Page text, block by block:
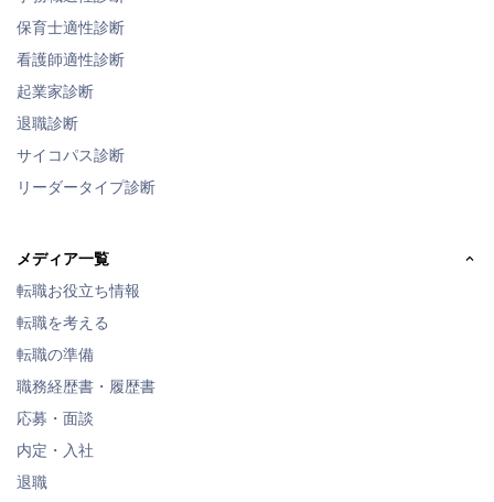
保育士適性診断
看護師適性診断
起業家診断
退職診断
サイコパス診断
リーダータイプ診断
メディア一覧
転職お役立ち情報
転職を考える
転職の準備
職務経歴書・履歴書
応募・面談
内定・入社
退職